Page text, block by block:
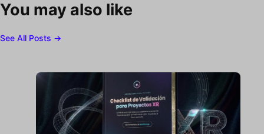
You may also like
See All Posts →